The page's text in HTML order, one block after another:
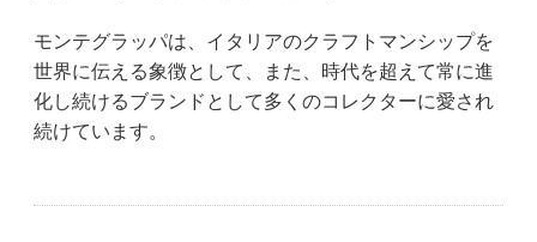
モンテグラッパは、イタリアのクラフトマンシップを
世界に伝える象徴として、また、時代を超えて常に進
化し続けるブランドとして多くのコレクターに愛され
続けています。